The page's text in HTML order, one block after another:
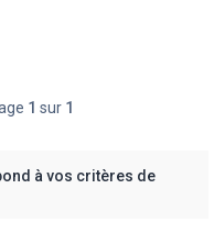
1 sur 1
à vos critères de